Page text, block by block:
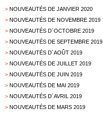
> NOUVEAUTÉS DE JANVIER 2020
> NOUVEAUTÉS DE NOVEMBRE 2019
> NOUVEAUTÉS D´OCTOBRE 2019
> NOUVEAUTÉS DE SEPTEMBRE 2019
> NOUVEAUTÉS D´AOÛT 2019
> NOUVEAUTÉS DE JUILLET 2019
> NOUVEAUTÉS DE JUIN 2019
> NOUVEAUTÉS DE MAI 2019
> NOUVEAUTÉS D´AVRIL 2019
> NOUVEAUTÉS DE MARS 2019